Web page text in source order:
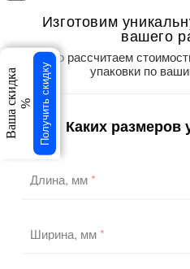
Изготовим
вашего
Точно рассчитаем
упаковки по
/3 Каких размеров
Длина, мм*
Ширина, мм*
Ваша скидка % Получить скидку